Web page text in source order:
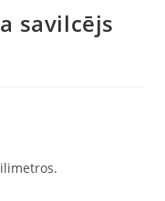
savilcējs